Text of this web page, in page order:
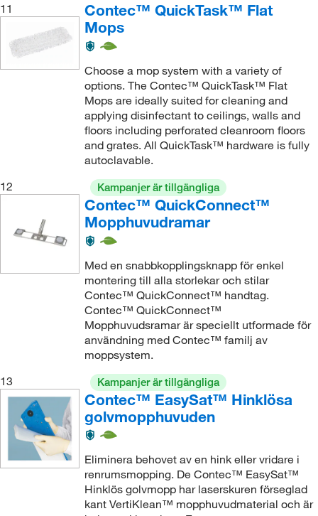
11
Contec™ QuickTask™ Flat
Mops
Choose a mop system with a variety of
options. The Contec™ QuickTask™ Flat
Mops are ideally suited for cleaning and
applying disinfectant to ceilings, walls and
floors including perforated cleanroom floors
and grates. All QuickTask™ hardware is fully
autoclavable.
12
Kampanjer är tillgängliga
Contec™ QuickConnect™
Mopphuvudramar
Med en snabbkopplingsknapp för enkel
montering till alla storlekar och stilar
Contec™ QuickConnect™ handtag.
Contec™ QuickConnect™
Mopphuvudsramar är speciellt utformade för
användning med Contec™ familj av
moppsystem.
13
Kampanjer är tillgängliga
Contec™ EasySat™ Hinklösa
golvmopphuvuden
Eliminera behovet av en hink eller vridare i
renrumsmopping. De Contec™ EasySat™
Hinklös golvmopp har laserskuren förseglad
kant VertiKlean™ mopphuvudmaterial och är